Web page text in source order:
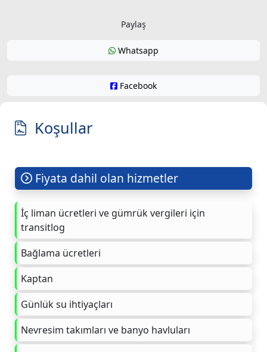
Paylaş
Whatsapp
Facebook
Koşullar
Fiyata dahil olan hizmetler
İç liman ücretleri ve gümrük vergileri için
transitlog
Bağlama ücretleri
Kaptan
Günlük su ihtiyaçları
Nevresim takımları ve banyo havluları